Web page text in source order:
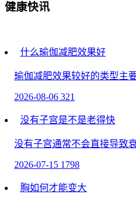
健康快讯
什么瑜伽减肥效果好
瑜伽减肥效果较好的类型主
2026-08-06 321
没有子宫是不是老得快
没有子宫通常不会直接导致
2026-07-15 1798
胸如何才能变大